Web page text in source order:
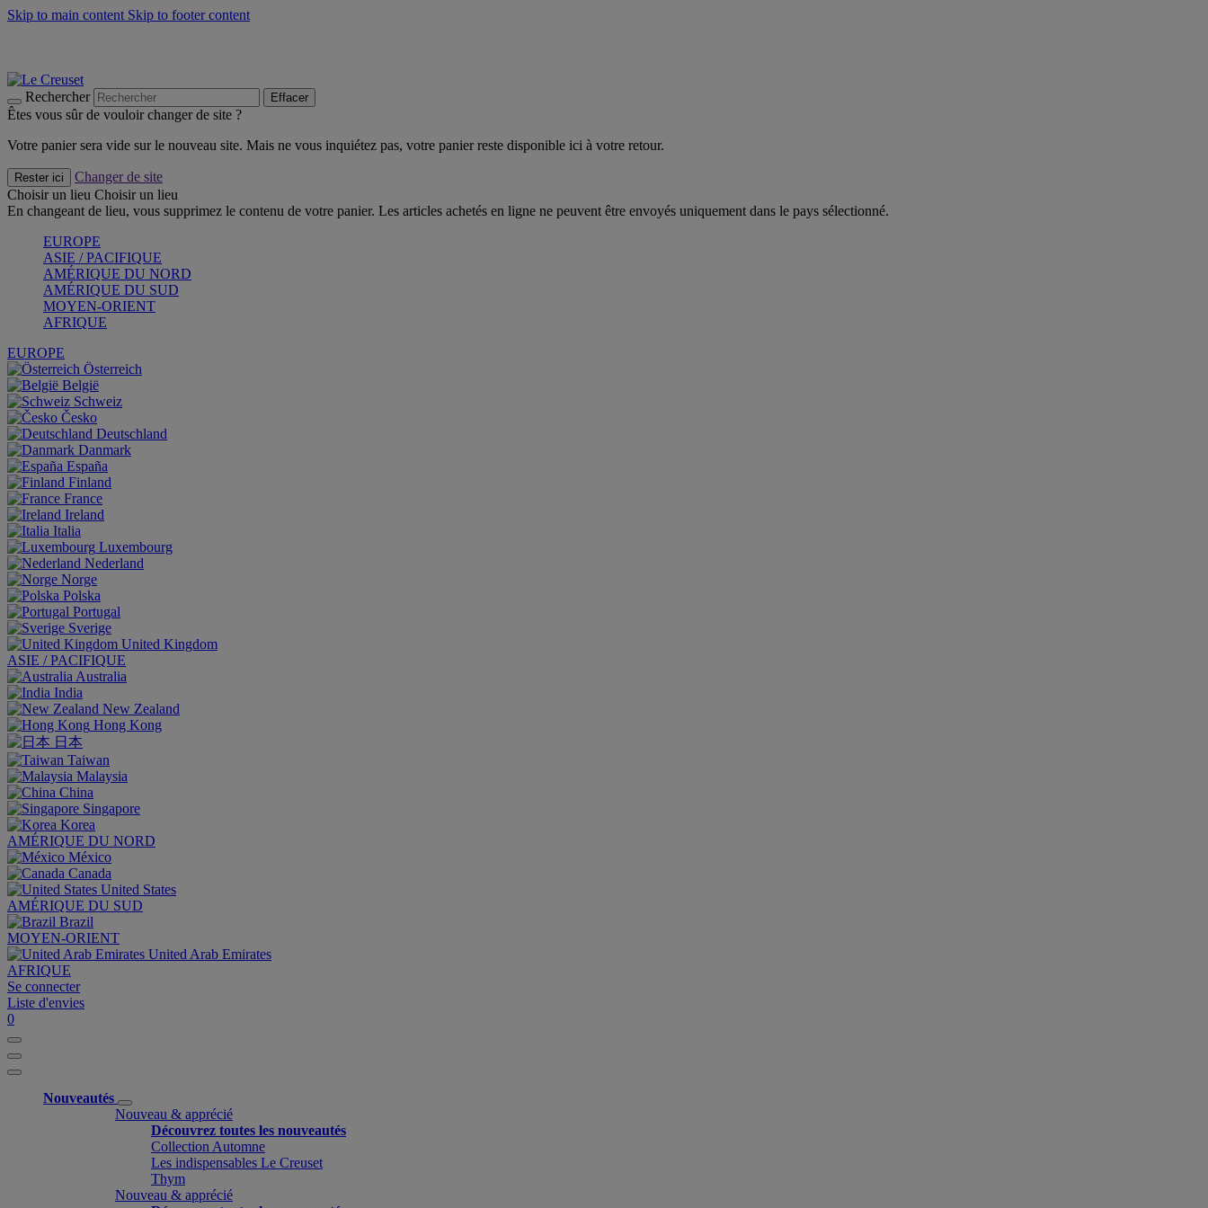
Skip to main content Skip to footer content
Rechercher Effacer
Êtes vous sûr de vouloir changer de site ?
Votre panier sera vide sur le nouveau site. Mais ne vous inquiétez pas, votre panier reste disponible ici à votre retour.
Rester ici
Changer de site
Choisir un lieu Choisir un lieu
En changeant de lieu, vous supprimez le contenu de votre panier. Les articles achetés en ligne ne peuvent être envoyés uniquement dans le pays sélectionné.
EUROPE
ASIE / PACIFIQUE
AMÉRIQUE DU NORD
AMÉRIQUE DU SUD
MOYEN-ORIENT
AFRIQUE
EUROPE
Österreich
België
Schweiz
Česko
Deutschland
Danmark
España
Finland
France
Ireland
Italia
Luxembourg
Nederland
Norge
Polska
Portugal
Sverige
United Kingdom
ASIE / PACIFIQUE
Australia
India
New Zealand
Hong Kong
日本
Taiwan
Malaysia
China
Singapore
Korea
AMÉRIQUE DU NORD
México
Canada
United States
AMÉRIQUE DU SUD
Brazil
MOYEN-ORIENT
United Arab Emirates
AFRIQUE
Se connecter
Liste d'envies
0
Nouveautés
Nouveau & apprécié
Découvrez toutes les nouveautés
Collection Automne
Les indispensables Le Creuset
Thym
Nouveau & apprécié